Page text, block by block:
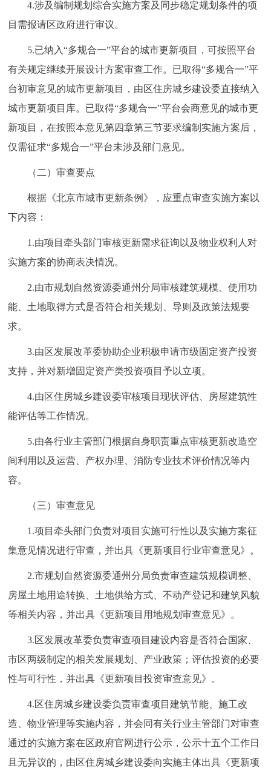
4.涉及编制规划综合实施方案及同步稳定规划条件的项
目需报请区政府进行审议。
5.已纳入“多规合一”平台的城市更新项目，可按照平台
有关规定继续开展设计方案审查工作。已取得“多规合一”平
台初审意见的城市更新项目，由区住房城乡建设委直接纳入
城市更新项目库。已取得“多规合一”平台会商意见的城市更
新项目，在按照本意见第四章第三节要求编制实施方案后，
仅需征求“多规合一”平台未涉及部门意见。
（二）审查要点
根据《北京市城市更新条例》，应重点审查实施方案以
下内容：
1.由项目牵头部门审核更新需求征询以及物业权利人对
实施方案的协商表决情况。
2.由市规划自然资源委通州分局审核建筑规模、使用功
能、土地取得方式是否符合相关规划、导则及政策法规要
求。
3.由区发展改革委协助企业积极申请市级固定资产投资
支持，并对新增固定资产类投资项目予以立项。
4.由区住房城乡建设委审核项目现状评估、房屋建筑性
能评估等工作情况。
5.由各行业主管部门根据自身职责重点审核更新改造空
间利用以及运营、产权办理、消防专业技术评价情况等内
容。
（三）审查意见
1.项目牵头部门负责对项目实施可行性以及实施方案征
集意见情况进行审查，并出具《更新项目行业审查意见》。
2.市规划自然资源委通州分局负责审查建筑规模调整、
房屋土地用途转换、土地供给方式、不动产登记和建筑风貌
等相关内容，并出具《更新项目用地规划审查意见》。
3.区发展改革委负责审查项目建设内容是否符合国家、
市区两级制定的相关发展规划、产业政策；评估投资的必要
性与可行性，并出具《更新项目投资审查意见》。
4.区住房城乡建设委负责审查项目建筑节能、施工改
造、物业管理等实施内容，并会同有关行业主管部门对审查
通过的实施方案在区政府官网进行公示，公示十五个工作日
且无异议的，由区住房城乡建设委向实施主体出具《更新项